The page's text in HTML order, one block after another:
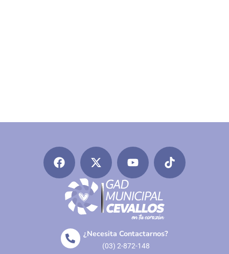
¿Necesita Contactarnos?
(03) 2-872-148